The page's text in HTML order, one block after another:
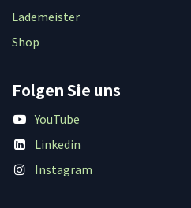
Lademeister
Shop
Folgen Sie uns
YouTube
Linkedin
Instagram